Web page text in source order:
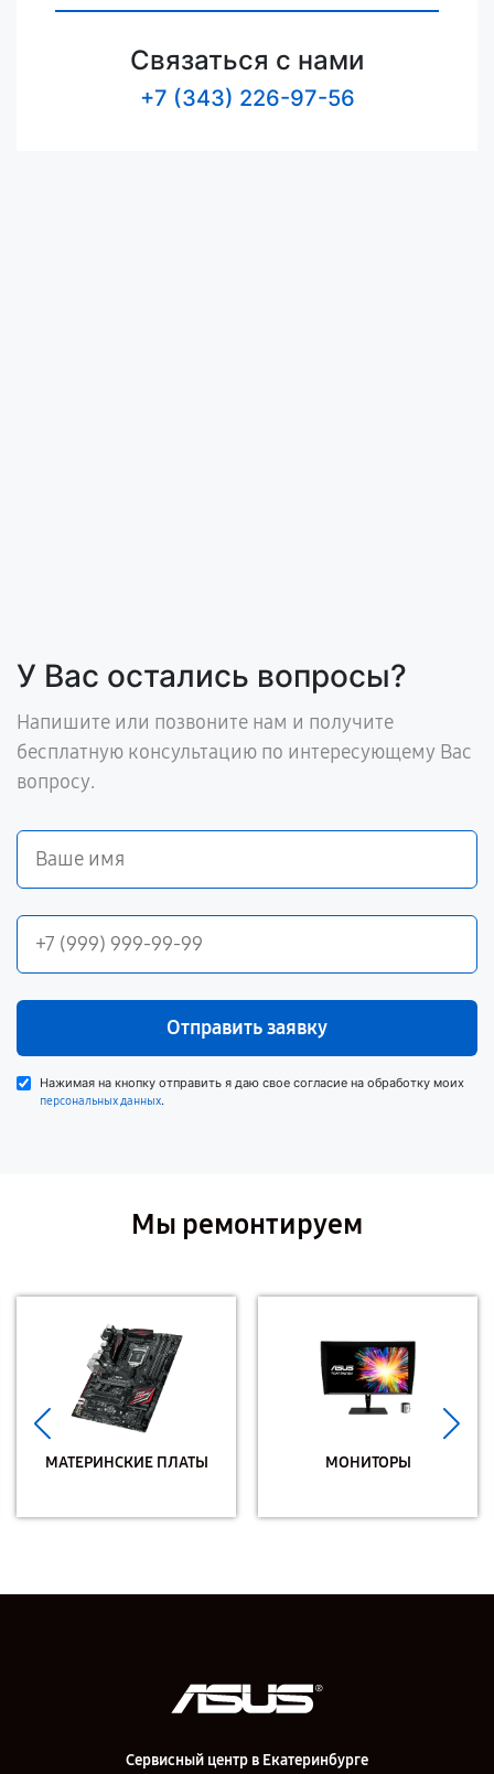
Связаться с нами
+7 (343) 226-97-56
У Вас остались вопросы?
Напишите или позвоните нам и получите
бесплатную консультацию по интересующему Вас
вопросу.
Отправить заявку
Нажимая на кнопку отправить я даю свое согласие на обработку моих
персональных данных.
Мы ремонтируем
МАТЕРИНСКИЕ ПЛАТЫ МОНИТОРЫ
Сервисный центр в Екатеринбурге